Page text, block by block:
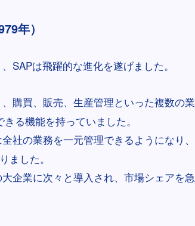
年）
SAPは飛躍的な進化を遂げました。
購買、販売、生産管理といった複数の業
る機能を持っていました。
社の業務を一元管理できるようになり、
ました。
企業に次々と導入され、市場シェアを急